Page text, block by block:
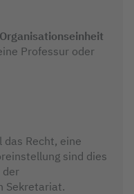
Organisationseinheit
Professur oder
das Recht, eine
sind dies
der
Sekretariat.